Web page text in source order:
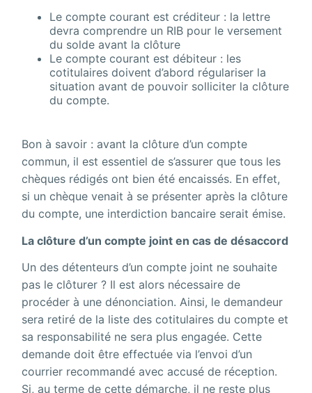
Le compte courant est créditeur : la lettre
devra comprendre un RIB pour le versement
du solde avant la clôture
Le compte courant est débiteur : les
cotitulaires doivent d’abord régulariser la
situation avant de pouvoir solliciter la clôture
du compte.
Bon à savoir : avant la clôture d’un compte
commun, il est essentiel de s’assurer que tous les
chèques rédigés ont bien été encaissés. En effet,
si un chèque venait à se présenter après la clôture
du compte, une interdiction bancaire serait émise.
La clôture d’un compte joint en cas de désaccord
Un des détenteurs d’un compte joint ne souhaite
pas le clôturer ? Il est alors nécessaire de
procéder à une dénonciation. Ainsi, le demandeur
sera retiré de la liste des cotitulaires du compte et
sa responsabilité ne sera plus engagée. Cette
demande doit être effectuée via l’envoi d’un
courrier recommandé avec accusé de réception.
Si, au terme de cette démarche, il ne reste plus